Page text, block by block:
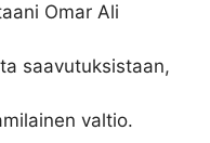
Omar Ali
saavutuksistaan,
valtio.